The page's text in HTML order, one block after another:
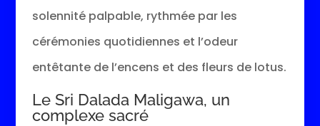
solennité palpable, rythmée par les
cérémonies quotidiennes et l’odeur
entêtante de l’encens et des fleurs de lotus.
Le Sri Dalada Maligawa, un
complexe sacré